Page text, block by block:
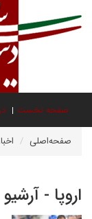
صفحه نخست
صفحه‌اصلی
اروپا - آرشیو